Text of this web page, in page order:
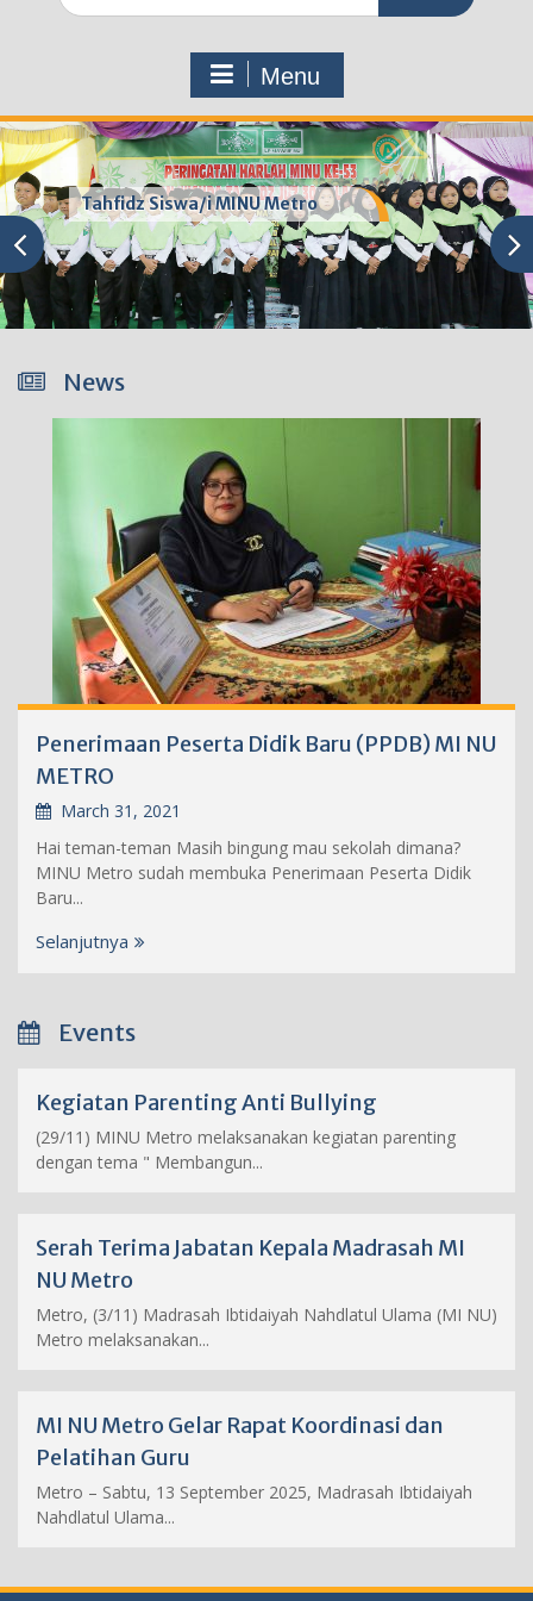
Menu
Tahfidz Siswa/i MINU Metro
News
Penerimaan Peserta Didik Baru (PPDB) MI NU
METRO
March 31, 2021
Hai teman-teman Masih bingung mau sekolah dimana?
MINU Metro sudah membuka Penerimaan Peserta Didik
Baru...
Selanjutnya
Events
Kegiatan Parenting Anti Bullying
(29/11) MINU Metro melaksanakan kegiatan parenting
dengan tema " Membangun...
Serah Terima Jabatan Kepala Madrasah MI
NU Metro
Metro, (3/11) Madrasah Ibtidaiyah Nahdlatul Ulama (MI NU)
Metro melaksanakan...
MI NU Metro Gelar Rapat Koordinasi dan
Pelatihan Guru
Metro – Sabtu, 13 September 2025, Madrasah Ibtidaiyah
Nahdlatul Ulama...